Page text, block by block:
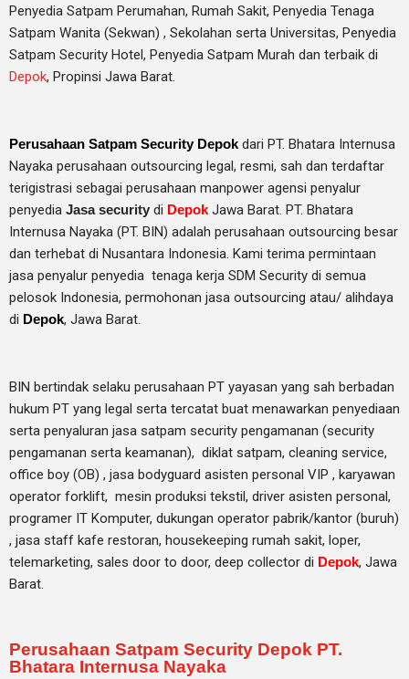
Penyedia Satpam Perumahan, Rumah Sakit, Penyedia Tenaga
Satpam Wanita (Sekwan) , Sekolahan serta Universitas, Penyedia
Satpam Security Hotel, Penyedia Satpam Murah dan terbaik di
Depok, Propinsi Jawa Barat.
Perusahaan Satpam Security Depok dari PT. Bhatara Internusa
Nayaka perusahaan outsourcing legal, resmi, sah dan terdaftar
terigistrasi sebagai perusahaan manpower agensi penyalur
penyedia Jasa security di DepokJawa Barat. PT. Bhatara
Internusa Nayaka (PT. BIN) adalah perusahaan outsourcing besar
dan terhebat di Nusantara Indonesia. Kami terima permintaan
jasa penyalur penyedia tenaga kerja SDM Security di semua
pelosok Indonesia, permohonan jasa outsourcing atau/ alihdaya
di Depok, Jawa Barat.
BIN bertindak selaku perusahaan PT yayasan yang sah berbadan
hukum PT yang legal serta tercatat buat menawarkan penyediaan
serta penyaluran jasa satpam security pengamanan (security
pengamanan serta keamanan), diklat satpam, cleaning service,
office boy (OB) , jasa bodyguard asisten personal VIP , karyawan
operator forklift, mesin produksi tekstil, driver asisten personal,
programer IT Komputer, dukungan operator pabrik/kantor (buruh)
, jasa staff kafe restoran, housekeeping rumah sakit, loper,
telemarketing, sales door to door, deep collector di Depok, Jawa
Barat.
Perusahaan Satpam Security Depok PT.
Bhatara Internusa Nayaka